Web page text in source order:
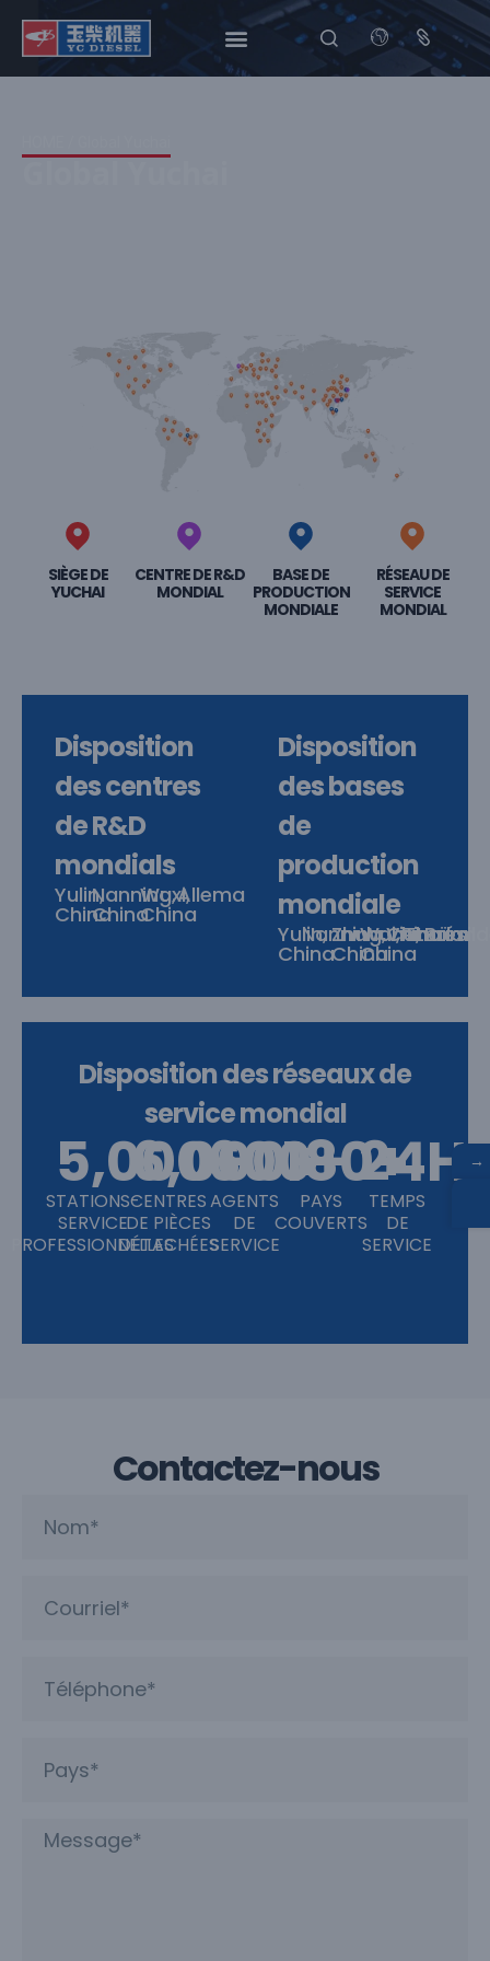
SIÈGE DE
YUCHAI
CENTRE DE R&D
MONDIAL
BASE DE
PRODUCTION
MONDIALE
RÉSEAU DE
SERVICE
MONDIAL
Disposition
des centres
de R&D
mondials
Yulin,
China
Nanning,
China
Wuxi,
China
Allemagne
Disposition
des bases
de
production
mondiale
Yulin,
China
Nanning,China
Zhuhai,
China
Wuhu,
China
Vietnam
Brésil
Disposition des réseaux de
service mondial
STATIONS-
SERVICE
PROFESSIONNELLES
5,000+
CENTRES
DE PIÈCES
DÉTACHÉES
6,000+
AGENTS
DE
SERVICE
600+
PAYS
COUVERTS
180+
TEMPS
DE
SERVICE
24H
Contactez-nous
→